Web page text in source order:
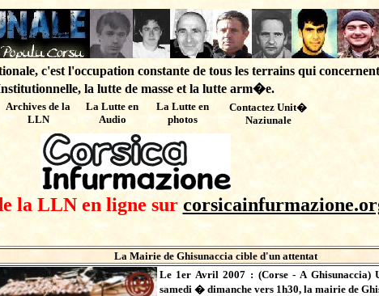
c'est l'occupation constante de tous les terrains qui
la lutte de masse et la lutte arm�e.
Archives de la
LLN
La Lutte en
Audio
La Lutte en
photos
Contactez Unit�
Naziunale
la LLN en ligne sur
La Mairie de Ghisunaccia cible d'un attentat
Le 1er Avril 2007 : (Corse - A
samedi � dimanche vers 1h30, la mairie de